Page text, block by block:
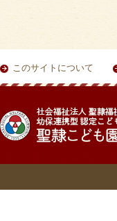
このサイトについて